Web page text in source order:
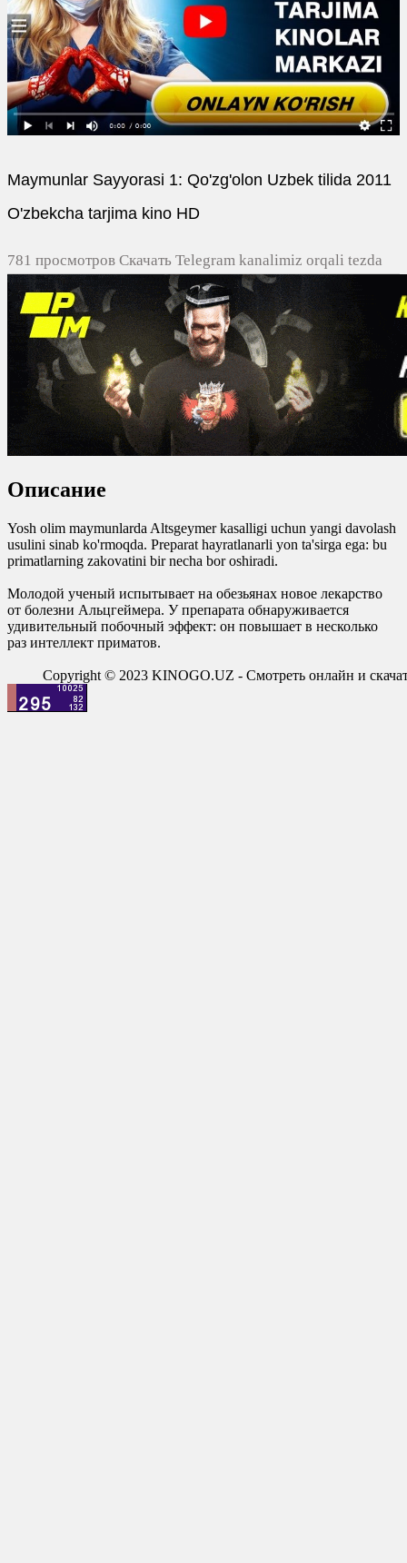
Maymunlar Sayyorasi 1: Qo'zg'olon Uzbek tilida 2011
O'zbekcha tarjima kino HD
781 просмотров Скачать Telegram kanalimiz orqali tezda
yuklash
Описание
Yosh olim maymunlarda Altsgeymer kasalligi uchun yangi davolash
usulini sinab ko'rmoqda. Preparat hayratlanarli yon ta'sirga ega: bu
primatlarning zakovatini bir necha bor oshiradi.
Молодой ученый испытывает на обезьянах новое лекарство
от болезни Альцгеймера. У препарата обнаруживается
удивительный побочный эффект: он повышает в несколько
раз интеллект приматов.
Copyright © 2023 KINOGO.UZ - Смотреть онлайн и